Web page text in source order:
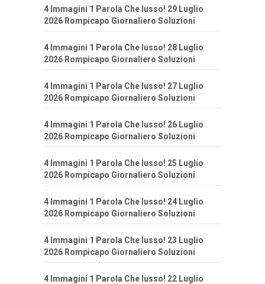
4 Immagini 1 Parola Che lusso! 29 Luglio
2026 Rompicapo Giornaliero Soluzioni
4 Immagini 1 Parola Che lusso! 28 Luglio
2026 Rompicapo Giornaliero Soluzioni
4 Immagini 1 Parola Che lusso! 27 Luglio
2026 Rompicapo Giornaliero Soluzioni
4 Immagini 1 Parola Che lusso! 26 Luglio
2026 Rompicapo Giornaliero Soluzioni
4 Immagini 1 Parola Che lusso! 25 Luglio
2026 Rompicapo Giornaliero Soluzioni
4 Immagini 1 Parola Che lusso! 24 Luglio
2026 Rompicapo Giornaliero Soluzioni
4 Immagini 1 Parola Che lusso! 23 Luglio
2026 Rompicapo Giornaliero Soluzioni
4 Immagini 1 Parola Che lusso! 22 Luglio